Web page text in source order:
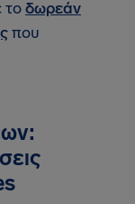
τοδωρεάν
που